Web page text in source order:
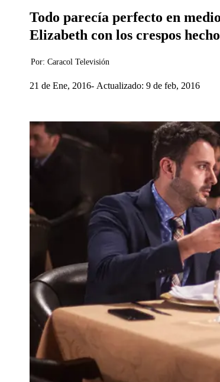
Todo parecía perfecto en
Elizabeth con los crespos
Por: Caracol Televisión
21 de Ene, 2016 Actualizado: 9 de feb, 2016